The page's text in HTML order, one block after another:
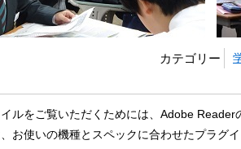
カテゴリー
ルをご覧いただくためには、Adobe
お使いの機種とスペックに合わせたプラグ